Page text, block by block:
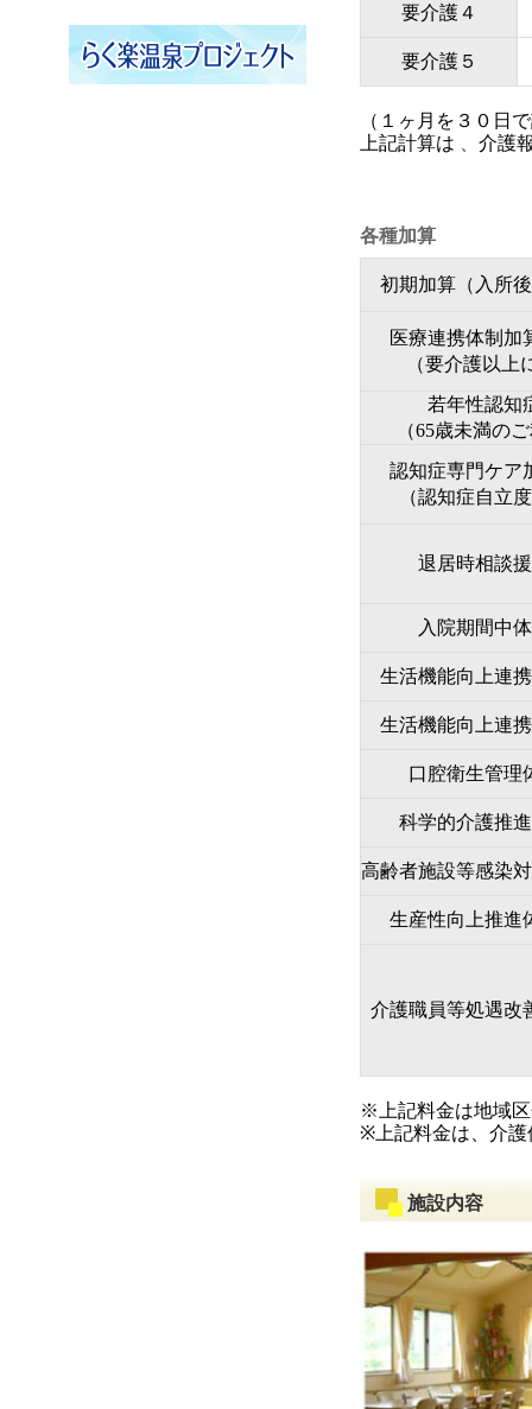
要介護４
要介護５
（１ヶ月を３０日
上記計算は
介護
各種加算
初期加算（入所
医療連携体制
（要介護以上
若年性認知
（65歳未満の
認知症専門ケ
（認知症自立
退居時相談
入院期間中
生活機能向上連
生活機能向上連
口腔衛生管理
科学的介護推
高齢者施設等感染
生産性向上推
介護職員等処遇
※上記料金は地域
※上記料金は、介護
施設内容